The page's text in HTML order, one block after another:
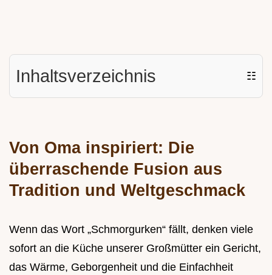
Inhaltsverzeichnis ☷
Von Oma inspiriert: Die
überraschende Fusion aus
Tradition und Weltgeschmack
Wenn das Wort „Schmorgurken“ fällt, denken viele
sofort an die Küche unserer Großmütter ein Gericht,
das Wärme, Geborgenheit und die Einfachheit